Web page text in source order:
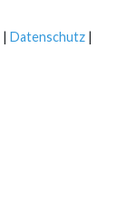
| Datenschutz |